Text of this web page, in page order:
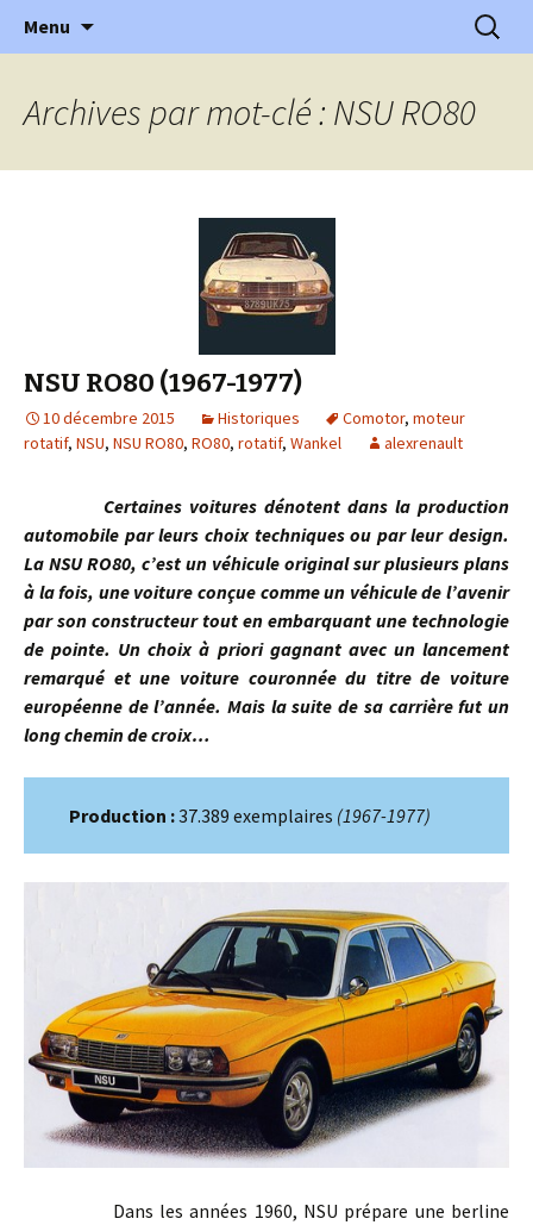
l'Automobile Ancienne
l'automobile ancienne : articles, historiques
…
Menu
Archives par mot-clé : NSU RO80
NSU RO80 (1967-1977)
10 décembre 2015 Historiques Comotor, moteur
rotatif, NSU, NSU RO80, RO80, rotatif, Wankel alexrenault
Certaines voitures dénotent dans la production
automobile par leurs choix techniques ou par leur design.
La NSU RO80, c’est un véhicule original sur plusieurs plans
à la fois, une voiture conçue comme un véhicule de l’avenir
par son constructeur tout en embarquant une technologie
de pointe. Un choix à priori gagnant avec un lancement
remarqué et une voiture couronnée du titre de voiture
européenne de l’année. Mais la suite de sa carrière fut un
long chemin de croix…
Production :37.389 exemplaires (1967-1977)
Dans les années 1960, NSU prépare une berline